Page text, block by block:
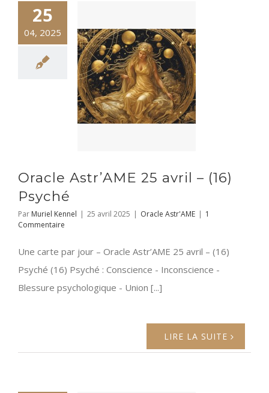
25
04, 2025
Oracle Astr’AME
25 avril – (16)
Psyché
Oracle Astr’AME 25 avril – (16)
Psyché
Par Muriel Kennel | 25 avril 2025 | Oracle Astr'AME | 1
Commentaire
Une carte par jour – Oracle Astr’AME 25 avril – (16)
Psyché (16) Psyché : Conscience - Inconscience -
Blessure psychologique - Union [...]
LIRE LA SUITE